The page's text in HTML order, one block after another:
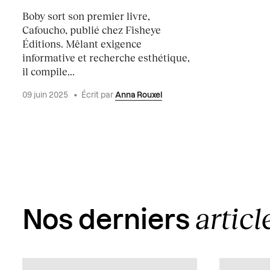
Boby sort son premier livre,
Cafoucho, publié chez Fisheye
Éditions. Mêlant exigence
informative et recherche esthétique,
il compile...
09 juin 2025 • Écrit par Anna Rouxel
Nos derniers